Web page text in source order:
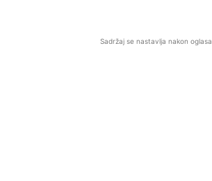
Sadržaj se nastavlja nakon oglasa